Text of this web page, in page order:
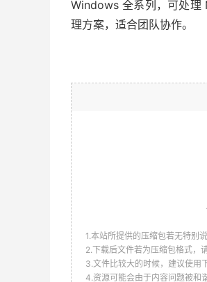
Windows 全系列，可处理
理方案，适合团队协作。
1.本站所提供的压缩包若无特别
2.下载后文件若为压缩包格式，
3.文件比较大的时候，建议使用
4.资源可能会由于内容问题被和